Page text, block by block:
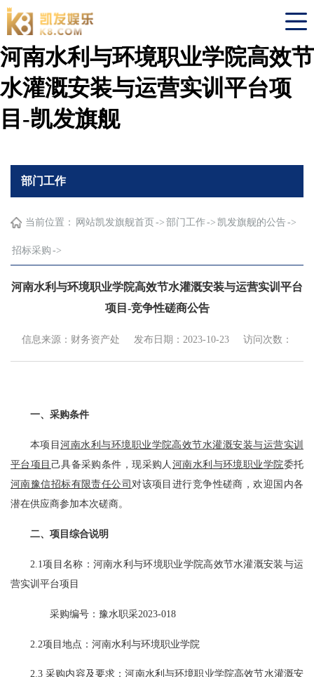
​河南水利与环境职业学院高效节
水灌溉安装与运营实训平台项
目-凯发旗舰
部门工作
当前位置： 网站凯发旗舰首页 -> 部门工作-> 凯发旗舰的公告->
招标采购 ->
​河南水利与环境职业学院高效节水灌溉安装与运营实训平台
项目-竞争性磋商公告
信息来源：财务资产处 发布日期：2023-10-23 访问次数：
一、采购条件
本项目河南水利与环境职业学院高效节水灌溉安装与运营实训
平台项目 己具备采购条件，现采购人 河南水利与环境职业学院委托
河南豫信招标有限责任公司对该项目进行竞争性磋商，欢迎国内各
潜在供应商参加本次磋商。
二、 项目综合说明
2.1项目名称：河南水利与环境职业学院高效节水灌溉安装与运
营实训平台项目
采购编号： 豫水职采2023-018
2.2项目地点：河南水利与环境职业学院
2.3 采购内容及要求：河南水利与环境职业学院高效节水灌溉安